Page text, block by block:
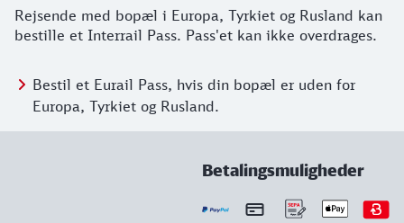
Rejsende med bopæl i Europa, Tyrkiet og Rusland kan
bestille et Interrail Pass. Pass'et kan ikke overdrages.
Bestil et Eurail Pass, hvis din bopæl er uden for
Europa, Tyrkiet og Rusland.
Betalingsmuligheder